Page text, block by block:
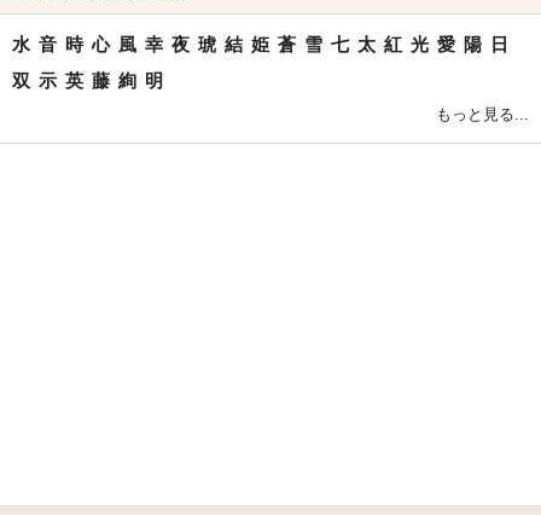
水 音 時 心 風 幸 夜 琥 結 姫 蒼 雪 七 太 紅 光 愛 陽
日
双 示 英 藤 絢 明
もっと見る...